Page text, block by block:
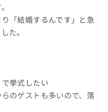
「結婚するんです」と急
た。
挙式したい
のゲストも多いので、落